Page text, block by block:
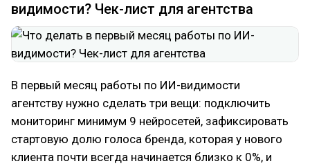
видимости? Чек-лист для агентства
В первый месяц работы по ИИ-видимости
агентству нужно сделать три вещи: подключить
мониторинг минимум 9 нейросетей, зафиксировать
стартовую долю голоса бренда, которая у нового
клиента почти всегда начинается близко к 0%, и